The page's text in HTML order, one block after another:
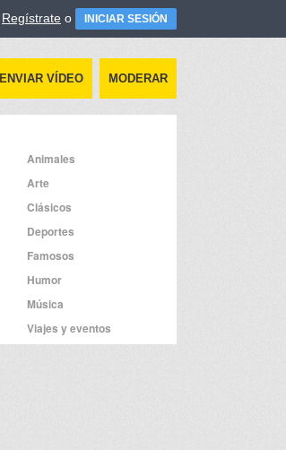
Regístrate o INICIAR SESIÓN
ENVIAR VÍDEO MODERAR
Animales
Arte
Clásicos
Deportes
Famosos
Humor
Música
Viajes y eventos